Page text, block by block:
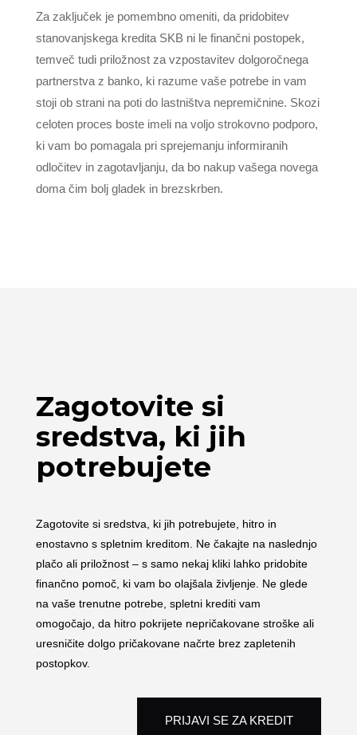
Za zaključek je pomembno omeniti, da pridobitev
stanovanjskega kredita SKB ni le finančni postopek,
temveč tudi priložnost za vzpostavitev dolgoročnega
partnerstva z banko, ki razume vaše potrebe in vam
stoji ob strani na poti do lastništva nepremičnine. Skozi
celoten proces boste imeli na voljo strokovno podporo,
ki vam bo pomagala pri sprejemanju informiranih
odločitev in zagotavljanju, da bo nakup vašega novega
doma čim bolj gladek in brezskrben.
Zagotovite si
sredstva, ki jih
potrebujete
Zagotovite si sredstva, ki jih potrebujete, hitro in
enostavno s spletnim kreditom. Ne čakajte na naslednjo
plačo ali priložnost – s samo nekaj kliki lahko pridobite
finančno pomoč, ki vam bo olajšala življenje. Ne glede
na vaše trenutne potrebe, spletni krediti vam
omogočajo, da hitro pokrijete nepričakovane stroške ali
uresničite dolgo pričakovane načrte brez zapletenih
postopkov.
PRIJAVI SE ZA KREDIT